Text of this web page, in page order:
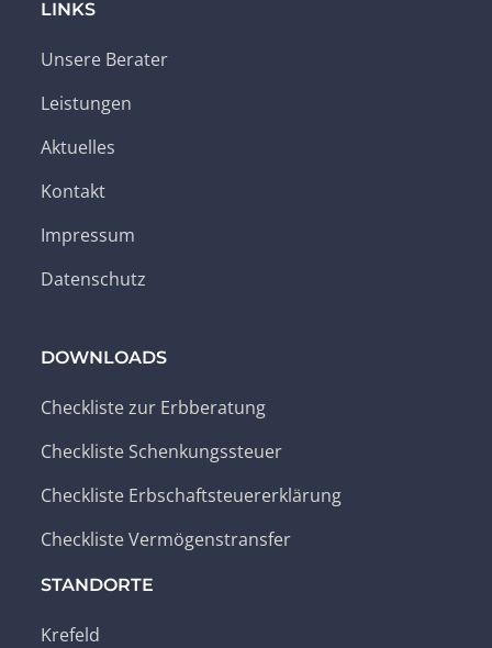
LINKS
Unsere Berater
Leistungen
Aktuelles
Kontakt
Impressum
Datenschutz
DOWNLOADS
Checkliste zur Erbberatung
Checkliste Schenkungssteuer
Checkliste Erbschaftsteuererklärung
Checkliste Vermögenstransfer
STANDORTE
Krefeld